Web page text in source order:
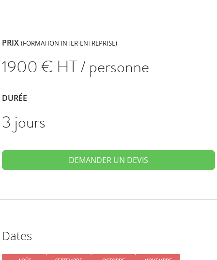
PRIX(FORMATION INTER-ENTREPRISE)
1900€ HT / personne
DURÉE
3 jours
DEMANDER UN DEVIS
Dates